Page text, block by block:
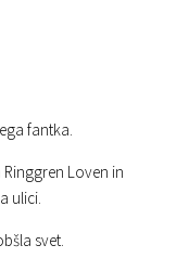
fantka.
Loven in
ulici.
svet.